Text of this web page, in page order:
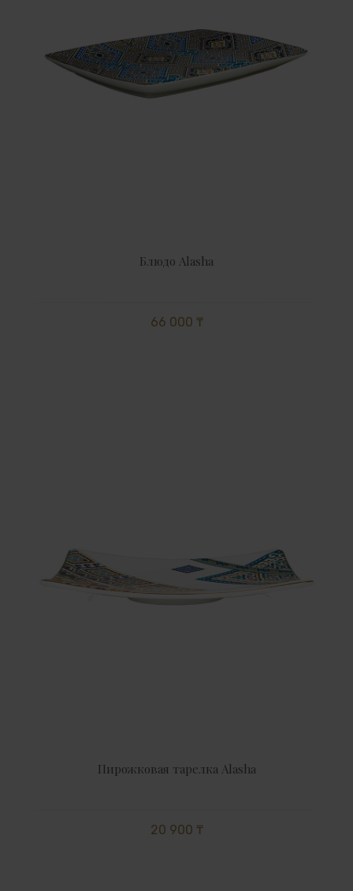
Блюдо Alasha
66 000 ₸
Пирожковая тарелка Alasha
20 900 ₸